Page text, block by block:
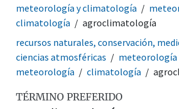
meteorología y climatología
climatología
agroclimatología
recursos naturales, conservación,
ciencias atmosféricas
meteorología
climatología
TÉRMINO PREFERIDO